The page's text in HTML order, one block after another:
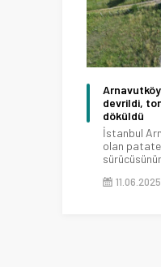
devrildi,
döküldü
İstanbul
olan
11.06.2025